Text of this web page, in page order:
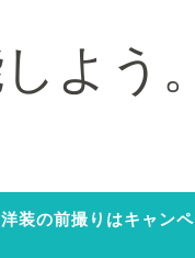
よう。
装の前撮りはキャン